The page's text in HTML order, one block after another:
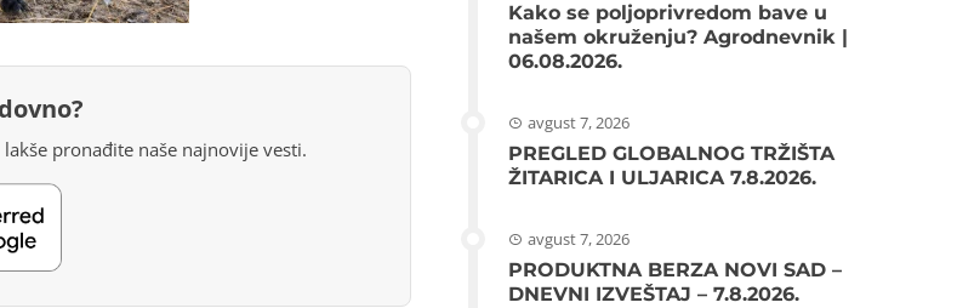
pronađite naše najnovije vesti.
Kako se poljoprivredom bave u
našem okruženju? Agrodnevnik |
06.08.2026.
avgust 7, 2026
PREGLED GLOBALNOG TRŽIŠTA
ŽITARICA I ULJARICA 7.8.2026.
avgust 7, 2026
PRODUKTNA BERZA NOVI SAD –
DNEVNI IZVEŠTAJ – 7.8.2026.